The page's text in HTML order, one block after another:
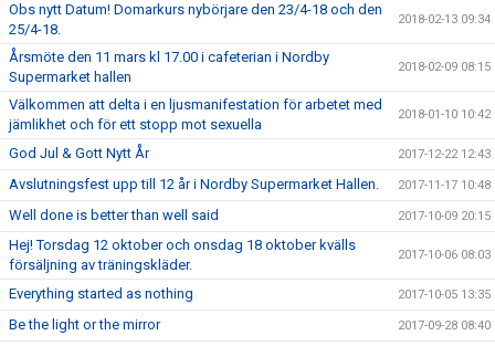
Obs nytt Datum! Domarkurs nybörjare den 23/4-18 och den
25/4-18.
2018-02-13 09:34
Årsmöte den 11 mars kl 17.00 i cafeterian i Nordby
Supermarket hallen
2018-02-09 08:15
Välkommen att delta i en ljusmanifestation för arbetet med
jämlikhet och för ett stopp mot sexuella
2018-01-10 10:42
God Jul & Gott Nytt År 2017-12-22 12:43
Avslutningsfest upp till 12 år i Nordby Supermarket Hallen. 2017-11-17 10:48
Well done is better than well said 2017-10-09 20:15
Hej! Torsdag 12 oktober och onsdag 18 oktober kvälls
försäljning av träningskläder.
2017-10-06 08:03
Everything started as nothing 2017-10-05 13:35
Be the light or the mirror 2017-09-28 08:40